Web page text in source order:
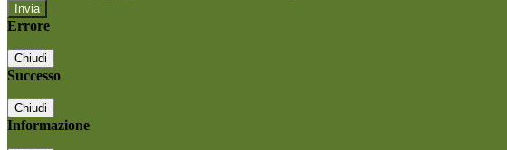
Errore
Chiudi
Successo
Chiudi
Informazione